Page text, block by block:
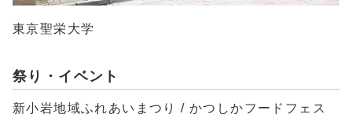
東京聖栄大学
祭り・イベント
新小岩地域ふれあいまつり / かつしかフードフェス